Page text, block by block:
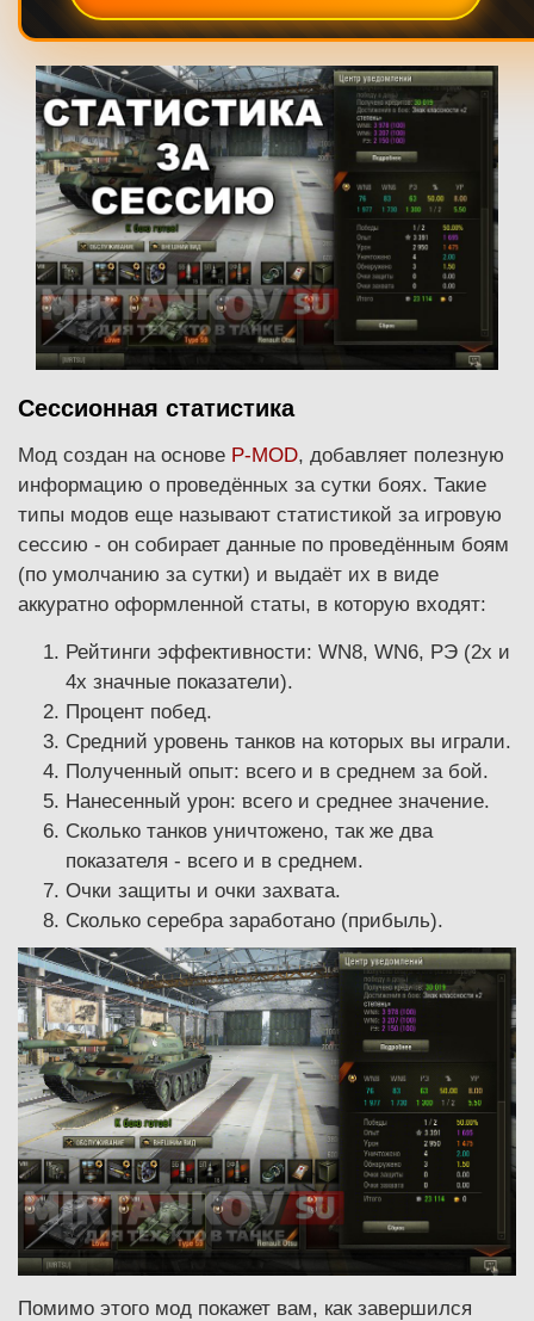
Сессионная статистика
Мод создан на основе P-MOD, добавляет полезную
информацию о проведённых за сутки боях. Такие
типы модов еще называют статистикой за игровую
сессию - он собирает данные по проведённым боям
(по умолчанию за сутки) и выдаёт их в виде
аккуратно оформленной статы, в которую входят:
Рейтинги эффективности: WN8, WN6, РЭ (2х и
4х значные показатели).
Процент побед.
Средний уровень танков на которых вы играли.
Полученный опыт: всего и в среднем за бой.
Нанесенный урон: всего и среднее значение.
Сколько танков уничтожено, так же два
показателя - всего и в среднем.
Очки защиты и очки захвата.
Сколько серебра заработано (прибыль).
Помимо этого мод покажет вам, как завершился